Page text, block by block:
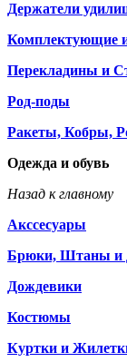
Держатели
Комплектующие
Перекладины и
Род-поды
Ракеты, Кобры,
Одежда и обувь
Назад к главному
Акссесуары
Брюки, Штаны и
Дождевики
Костюмы
Куртки и